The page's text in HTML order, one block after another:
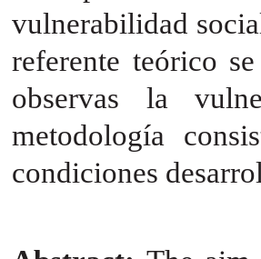
vulnerabilidad
referente teórico
observas la
metodología
condiciones